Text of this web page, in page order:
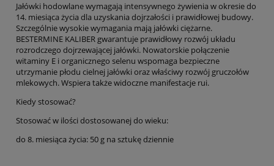
Jałówki hodowlane wymagają intensywnego żywienia w okresie do
14. miesiąca życia dla uzyskania dojrzałości i prawidłowej budowy.
Szczególnie wysokie wymagania mają jałówki ciężarne.
BESTERMINE KALIBER gwarantuje prawidłowy rozwój układu
rozrodczego dojrzewającej jałówki. Nowatorskie połączenie
witaminy E i organicznego selenu wspomaga bezpieczne
utrzymanie płodu cielnej jałówki oraz właściwy rozwój gruczołów
mlekowych. Wspiera także widoczne manifestacje rui.
Kiedy stosować?
Stosować w ilości dostosowanej do wieku:
do 8. miesiąca życia: 50 g na sztukę dziennie